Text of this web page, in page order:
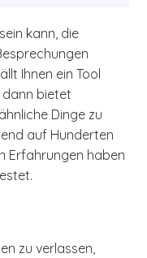
kann, die
Ihnen ein Tool
bietet
Dinge zu
auf Hunderten
Erfahrungen haben
zu verlassen,